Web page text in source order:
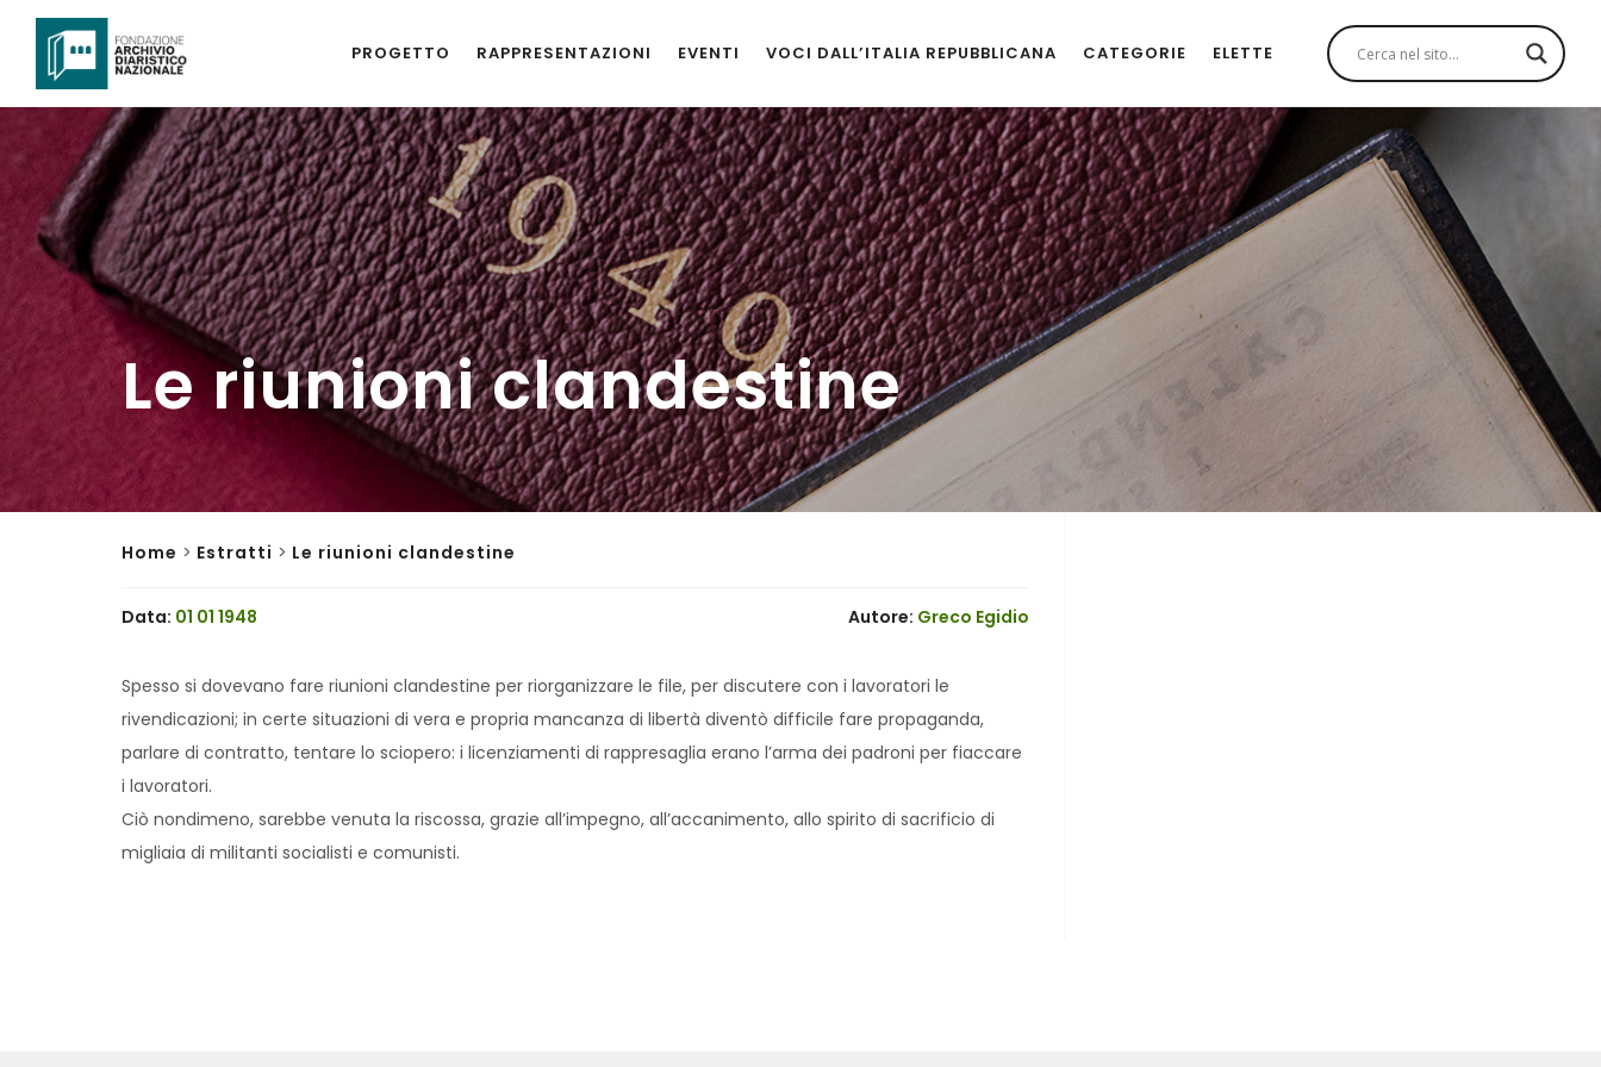
PROGETTO RAPPRESENTAZIONI EVENTI VOCI DALL’ITALIA REPUBBLICANA CATEGORIE ELETTE
Le riunioni clandestine
Home > Estratti > Le riunioni clandestine
Data: 01 01 1948 Autore: Greco Egidio
Spesso si dovevano fare riunioni clandestine per riorganizzare le file, per discutere con i lavoratori le
rivendicazioni; in certe situazioni di vera e propria mancanza di libertà diventò difficile fare propaganda,
parlare di contratto, tentare lo sciopero: i licenziamenti di rappresaglia erano l’arma dei padroni per fiaccare
i lavoratori.
Ciò nondimeno, sarebbe venuta la riscossa, grazie all’impegno, all’accanimento, allo spirito di sacrificio di
migliaia di militanti socialisti e comunisti.